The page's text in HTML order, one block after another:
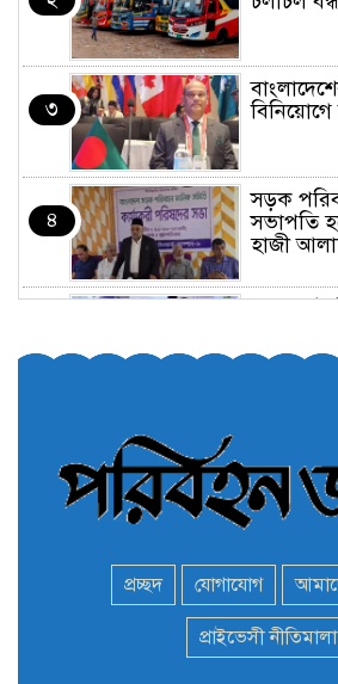
৩
৪
সড়ক
সভাপতি
হাজী
মন্ত্রী
হিড়িক :
প্রচ্ছদ যোগাযোগ
প্রাইভেসী নীতিমালা